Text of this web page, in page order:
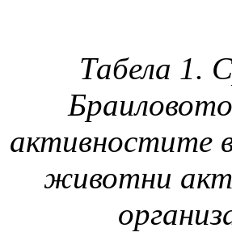
Табела 1.
активностите
животни